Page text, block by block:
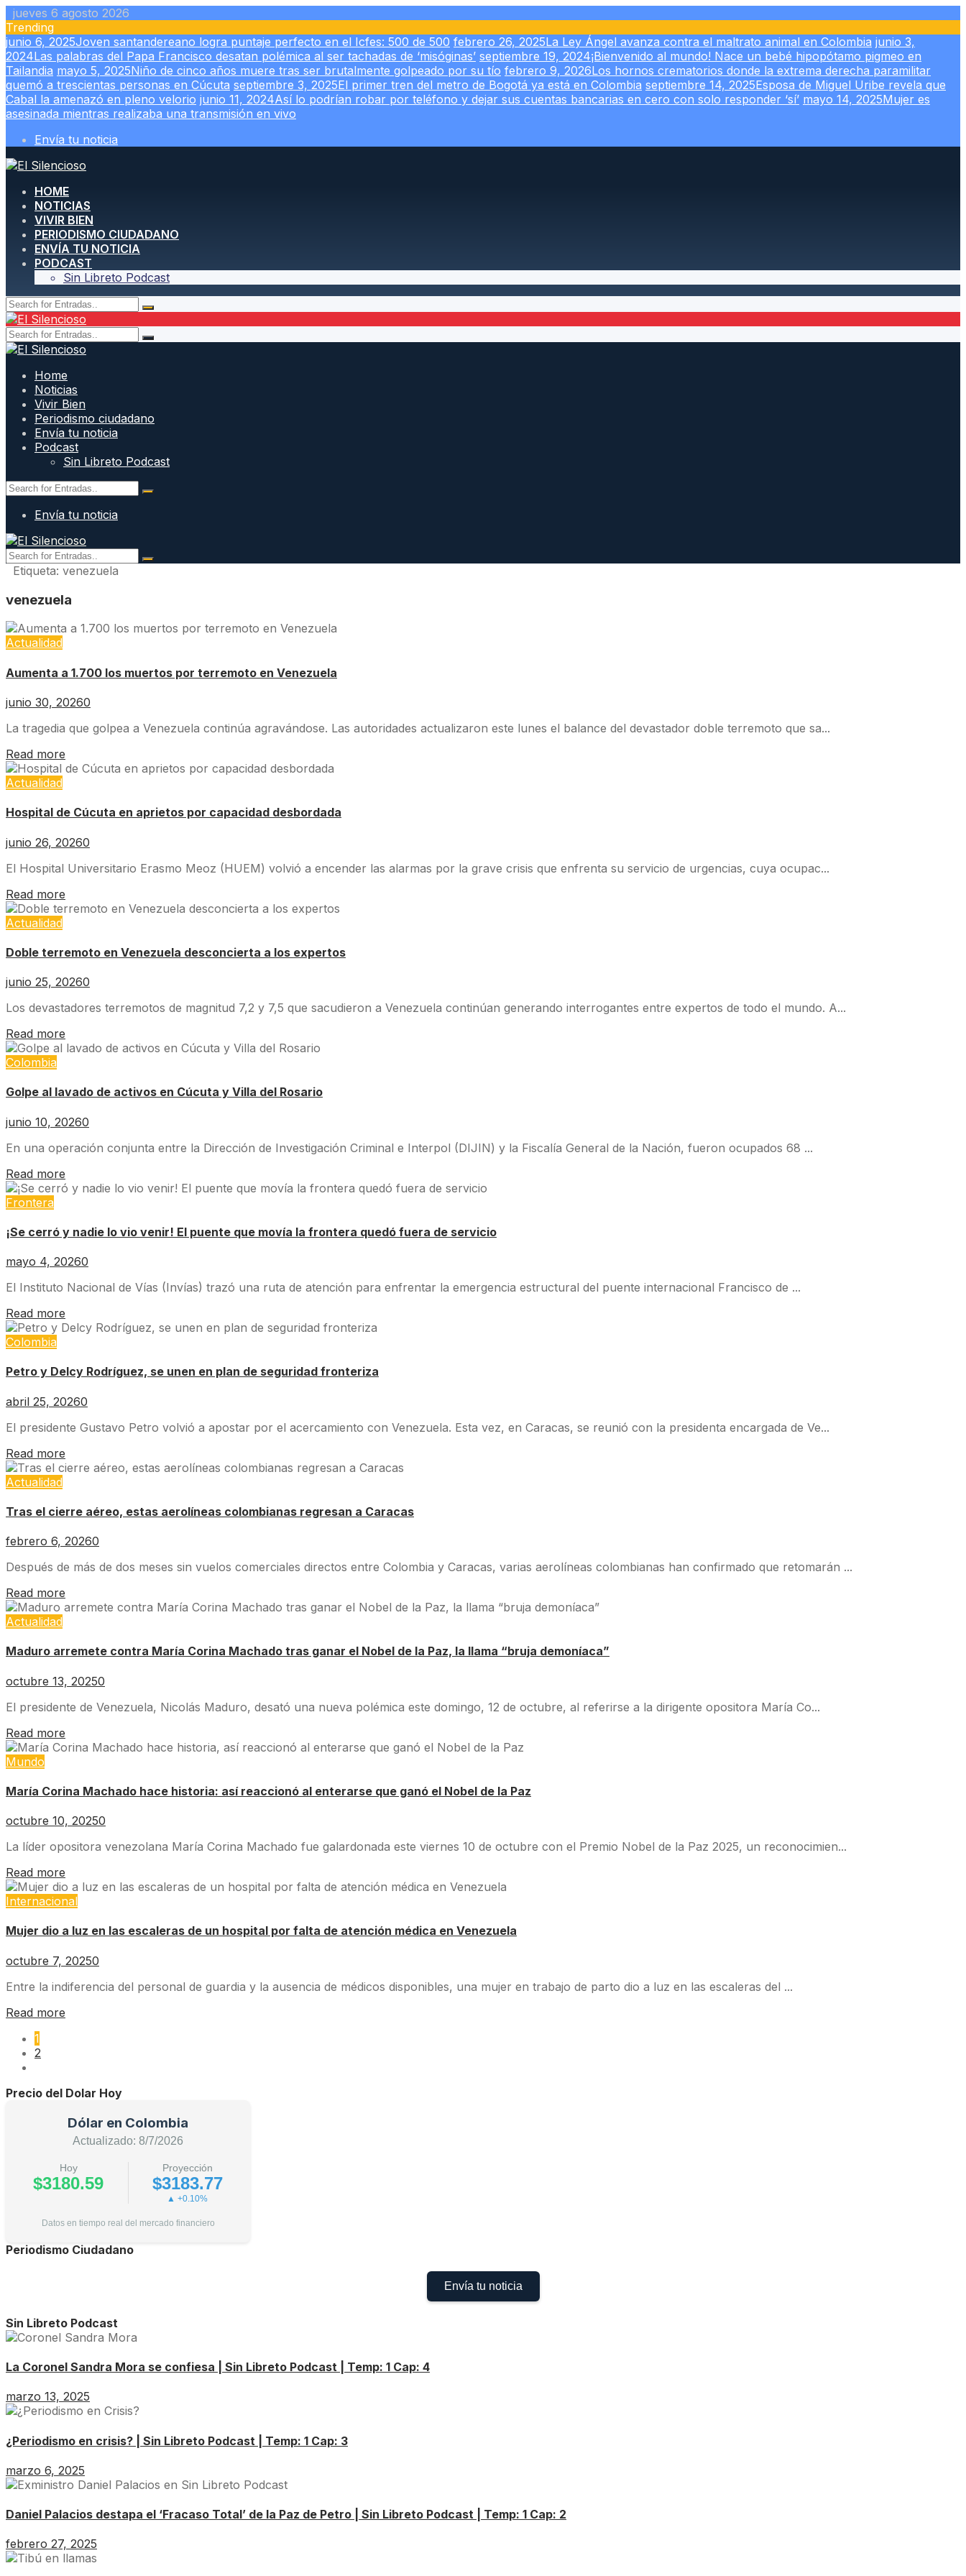
Skip
to
content
jueves 6 agosto 2026
Trending
junio 6, 2025Joven santandereano logra puntaje perfecto en el Icfes: 500 de 500 febrero 26, 2025La Ley Ángel avanza contra el maltrato animal en Colombia junio 3,
2024Las palabras del Papa Francisco desatan polémica al ser tachadas de ‘misóginas’ septiembre 19, 2024¡Bienvenido al mundo! Nace un bebé hipopótamo pigmeo en
Tailandia mayo 5, 2025Niño de cinco años muere tras ser brutalmente golpeado por su tío febrero 9, 2026Los hornos crematorios donde la extrema derecha paramilitar
quemó a trescientas personas en Cúcuta septiembre 3, 2025El primer tren del metro de Bogotá ya está en Colombia septiembre 14, 2025Esposa de Miguel Uribe revela que
Cabal la amenazó en pleno velorio junio 11, 2024Así lo podrían robar por teléfono y dejar sus cuentas bancarias en cero con solo responder ‘sí’ mayo 14, 2025Mujer es
asesinada mientras realizaba una transmisión en vivo
Envía tu noticia
HOME
NOTICIAS
VIVIR BIEN
PERIODISMO CIUDADANO
ENVÍA TU NOTICIA
PODCAST
Sin Libreto Podcast
Home
Noticias
Vivir Bien
Periodismo ciudadano
Envía tu noticia
Podcast
Sin Libreto Podcast
Envía tu noticia
Etiqueta: venezuela
venezuela
Actualidad
Aumenta a 1.700 los muertos por terremoto en Venezuela
junio 30, 20260
La tragedia que golpea a Venezuela continúa agravándose. Las autoridades actualizaron este lunes el balance del devastador doble terremoto que sa...
Read more
Actualidad
Hospital de Cúcuta en aprietos por capacidad desbordada
junio 26, 20260
El Hospital Universitario Erasmo Meoz (HUEM) volvió a encender las alarmas por la grave crisis que enfrenta su servicio de urgencias, cuya ocupac...
Read more
Actualidad
Doble terremoto en Venezuela desconcierta a los expertos
junio 25, 20260
Los devastadores terremotos de magnitud 7,2 y 7,5 que sacudieron a Venezuela continúan generando interrogantes entre expertos de todo el mundo. A...
Read more
Colombia
Golpe al lavado de activos en Cúcuta y Villa del Rosario
junio 10, 20260
En una operación conjunta entre la Dirección de Investigación Criminal e Interpol (DIJIN) y la Fiscalía General de la Nación, fueron ocupados 68 ...
Read more
Frontera
¡Se cerró y nadie lo vio venir! El puente que movía la frontera quedó fuera de servicio
mayo 4, 20260
El Instituto Nacional de Vías (Invías) trazó una ruta de atención para enfrentar la emergencia estructural del puente internacional Francisco de ...
Read more
Colombia
Petro y Delcy Rodríguez, se unen en plan de seguridad fronteriza
abril 25, 20260
El presidente Gustavo Petro volvió a apostar por el acercamiento con Venezuela. Esta vez, en Caracas, se reunió con la presidenta encargada de Ve...
Read more
Actualidad
Tras el cierre aéreo, estas aerolíneas colombianas regresan a Caracas
febrero 6, 20260
Después de más de dos meses sin vuelos comerciales directos entre Colombia y Caracas, varias aerolíneas colombianas han confirmado que retomarán ...
Read more
Actualidad
Maduro arremete contra María Corina Machado tras ganar el Nobel de la Paz, la llama “bruja demoníaca”
octubre 13, 20250
El presidente de Venezuela, Nicolás Maduro, desató una nueva polémica este domingo, 12 de octubre, al referirse a la dirigente opositora María Co...
Read more
Mundo
María Corina Machado hace historia: así reaccionó al enterarse que ganó el Nobel de la Paz
octubre 10, 20250
La líder opositora venezolana María Corina Machado fue galardonada este viernes 10 de octubre con el Premio Nobel de la Paz 2025, un reconocimien...
Read more
Internacional
Mujer dio a luz en las escaleras de un hospital por falta de atención médica en Venezuela
octubre 7, 20250
Entre la indiferencia del personal de guardia y la ausencia de médicos disponibles, una mujer en trabajo de parto dio a luz en las escaleras del ...
Read more
1
2
Precio del Dolar Hoy
Dólar en Colombia
Actualizado: 8/7/2026
Hoy
$3180.59
Proyección
$3183.77
▲ +0.10%
Datos en tiempo real del mercado financiero
Periodismo Ciudadano
Envía tu noticia
Sin Libreto Podcast
La Coronel Sandra Mora se confiesa | Sin Libreto Podcast | Temp: 1 Cap: 4
marzo 13, 2025
¿Periodismo en crisis? | Sin Libreto Podcast | Temp: 1 Cap: 3
marzo 6, 2025
Daniel Palacios destapa el ‘Fracaso Total’ de la Paz de Petro | Sin Libreto Podcast | Temp: 1 Cap: 2
febrero 27, 2025